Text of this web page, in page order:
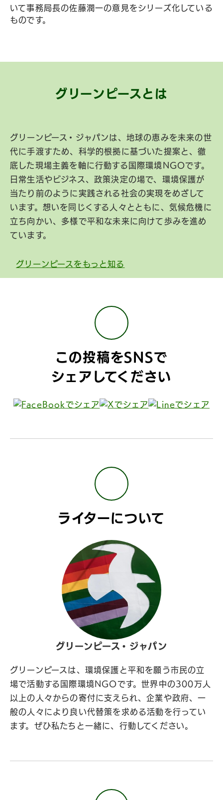
いて事務局長の佐藤潤一の意見をシリーズ化している
ものです。
グリーンピースとは
グリーンピース・ジャパンは、地球の恵みを未来の世
代に手渡すため、科学的根拠に基づいた提案と、徹
底した現場主義を軸に行動する国際環境NGOです。
日常生活やビジネス、政策決定の場で、環境保護が
当たり前のように実践される社会の実現をめざして
います。想いを同じくする人々とともに、気候危機に
立ち向かい、多様で平和な未来に向けて歩みを進め
ています。
グリーンピースをもっと知る
この投稿をSNSで
シェアしてください
ライターについて
グリーンピース・ジャパン
グリーンピースは、環境保護と平和を願う市民の立
場で活動する国際環境NGOです。世界中の300万人
以上の人々からの寄付に支えられ、企業や政府、一
般の人々により良い代替策を求める活動を行ってい
ます。ぜひ私たちと一緒に、行動してください。